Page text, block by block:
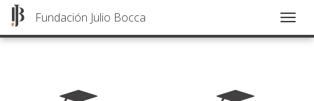
Pasar
Fundación Julio Bocca